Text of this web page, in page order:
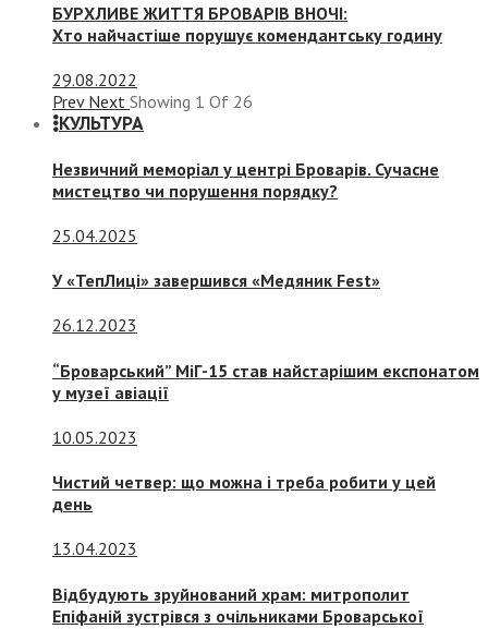
БУРХЛИВЕ ЖИТТЯ БРОВАРІВ ВНОЧІ:
Хто найчастіше порушує комендантську годину
29.08.2022
Prev Next Showing 1 Of 26
КУЛЬТУРА
Незвичний меморіал у центрі Броварів. Сучасне
мистецтво чи порушення порядку?
25.04.2025
У «ТепЛиці» завершився «Медяник Fest»
26.12.2023
“Броварський” МіГ-15 став найстарішим експонатом
у музеї авіації
10.05.2023
Чистий четвер: що можна і треба робити у цей
день
13.04.2023
Відбудують зруйнований храм: митрополит
Епіфаній зустрівся з очільниками Броварської